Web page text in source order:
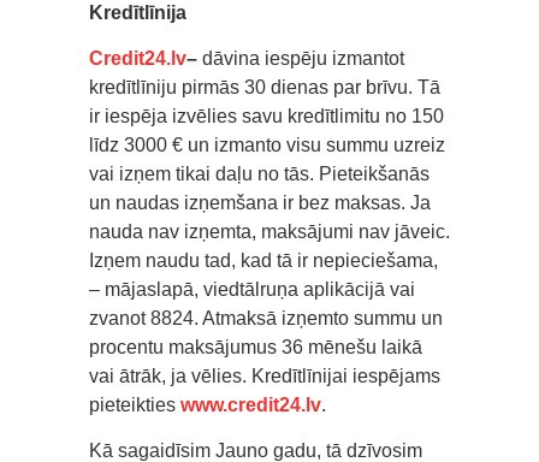
Kredītlīnija
Credit24.lv– dāvina iespēju izmantot
kredītlīniju pirmās 30 dienas par brīvu. Tā
ir iespēja izvēlies savu kredītlimitu no 150
līdz 3000 € un izmanto visu summu uzreiz
vai izņem tikai daļu no tās. Pieteikšanās
un naudas izņemšana ir bez maksas. Ja
nauda nav izņemta, maksājumi nav jāveic.
Izņem naudu tad, kad tā ir nepieciešama,
– mājaslapā, viedtālruņa aplikācijā vai
zvanot 8824. Atmaksā izņemto summu un
procentu maksājumus 36 mēnešu laikā
vai ātrāk, ja vēlies. Kredītlīnijai iespējams
pieteikties www.credit24.lv.
Kā sagaidīsim Jauno gadu, tā dzīvosim